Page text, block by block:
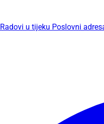
Radovi u tijeku Poslovni